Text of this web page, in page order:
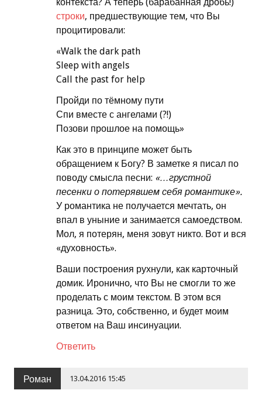
контекста? А теперь (барабанная дробь!)
строки, предшествующие тем, что Вы
процитировали:
«Walk the dark path
Sleep with angels
Call the past for help
Пройди по тёмному пути
Спи вместе с ангелами (?!)
Позови прошлое на помощь»
Как это в принципе может быть
обращением к Богу? В заметке я писал по
поводу смысла песни: «…грустной
песенки о потерявшем себя романтике».
У романтика не получается мечтать, он
впал в уныние и занимается самоедством.
Мол, я потерян, меня зовут никто. Вот и вся
«духовность».
Ваши построения рухнули, как карточный
домик. Иронично, что Вы не смогли то же
проделать с моим текстом. В этом вся
разница. Это, собственно, и будет моим
ответом на Ваш инсинуации.
Ответить
Роман 13.04.2016 15:45